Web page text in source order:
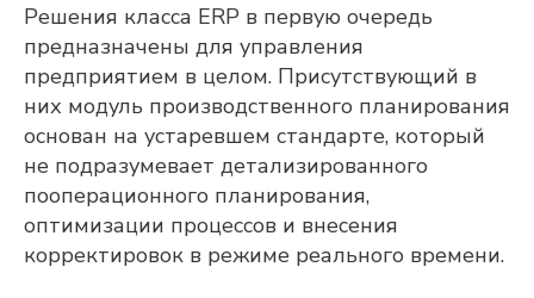
Решения класса ERP в первую очередь
предназначены для управления
предприятием в целом. Присутствующий в
них модуль производственного планирования
основан на устаревшем стандарте, который
не подразумевает детализированного
пооперационного планирования,
оптимизации процессов и внесения
корректировок в режиме реального времени.
Мы готовы оперативно ответить на
вопросы, отправить презентационные
материалы, организовать онлайн-встречу
с нашими экспертами и сделать
предварительный расчёт стоимости
проекта для вашего предприятия.